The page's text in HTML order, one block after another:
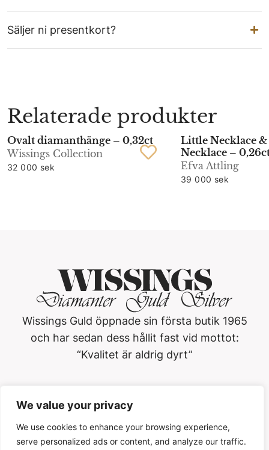
We value your privacy
We use cookies to enhance your browsing experience,
serve personalized ads or content, and analyze our traffic.
Säljer ni presentkort?
Relaterade produkter
Ovalt diamanthänge – 0,32ct
Wissings Collection
32 000 sek
Little Necklace &
Necklace –
Efva Attling
39 000 sek
Wissings Guld öppnade sin första butik 1965
och har sedan dess hållit fast vid mottot:
“Kvalitet är aldrig dyrt”
Köpmangatan 3, 722 15, Västerås
021-13 01 20